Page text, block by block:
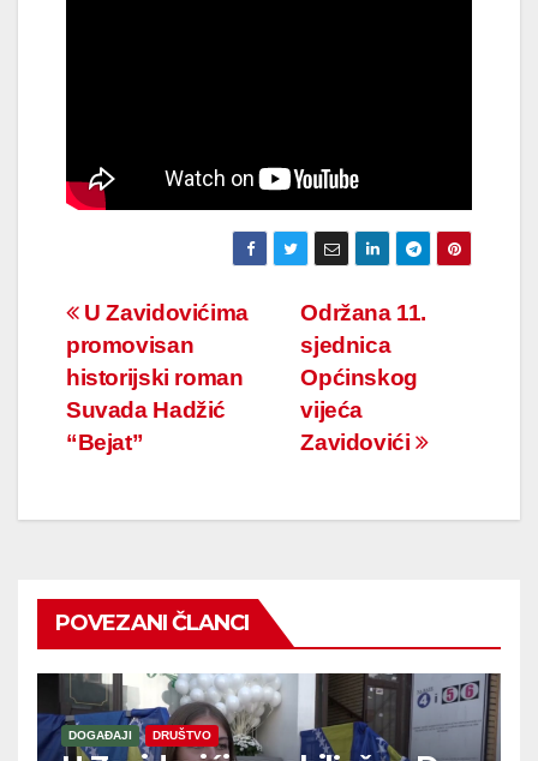
Navigacija
članaka
Održana 11.
sjednica
Općinskog
vijeća
Zavidovići
U Zavidovićima
promovisan
historijski roman
Suvada Hadžić
“Bejat”
POVEZANI ČLANCI
DOGAĐAJI DRUŠTVO